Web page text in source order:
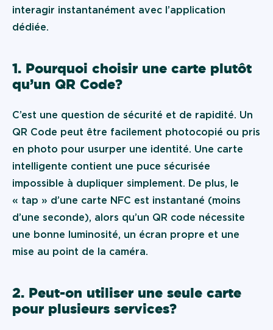
interagir instantanément avec l’application
dédiée.
1. Pourquoi choisir une carte plutôt
qu’un QR Code ?
C’est une question de sécurité et de rapidité. Un
QR Code peut être facilement photocopié ou pris
en photo pour usurper une identité. Une carte
intelligente contient une puce sécurisée
impossible à dupliquer simplement. De plus, le
« tap » d’une carte NFC est instantané (moins
d’une seconde), alors qu’un QR code nécessite
une bonne luminosité, un écran propre et une
mise au point de la caméra.
2. Peut-on utiliser une seule carte
pour plusieurs services ?